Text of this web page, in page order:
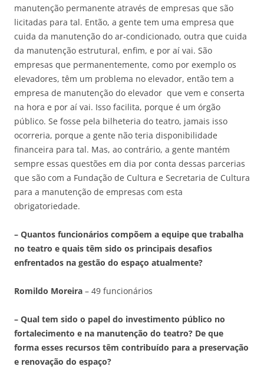
manutenção permanente através de empresas que são
licitadas para tal. Então, a gente tem uma empresa que
cuida da manutenção do ar-condicionado, outra que cuida
da manutenção estrutural, enfim, e por aí vai. São
empresas que permanentemente, como por exemplo os
elevadores, têm um problema no elevador, então tem a
empresa de manutenção do elevador que vem e conserta
na hora e por aí vai. Isso facilita, porque é um órgão
público. Se fosse pela bilheteria do teatro, jamais isso
ocorreria, porque a gente não teria disponibilidade
financeira para tal. Mas, ao contrário, a gente mantém
sempre essas questões em dia por conta dessas parcerias
que são com a Fundação de Cultura e Secretaria de Cultura
para a manutenção de empresas com esta
obrigatoriedade.
– Quantos funcionários compõem a equipe que trabalha
no teatro e quais têm sido os principais desafios
enfrentados na gestão do espaço atualmente?
Romildo Moreira – 49 funcionários
– Qual tem sido o papel do investimento público no
fortalecimento e na manutenção do teatro? De que
forma esses recursos têm contribuído para a preservação
e renovação do espaço?